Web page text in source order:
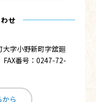
せ
字小野新町字舘廻
番号：0247-72-
ら